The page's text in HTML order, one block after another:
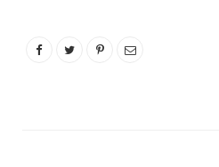
supplémentaires Qui est